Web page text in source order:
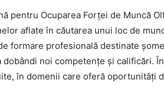
pentru Ocuparea Forței de Muncă
aflate în căutarea unui loc de
formare profesională destinate
dobândi noi competențe și calificări.
în domenii care oferă oportunități